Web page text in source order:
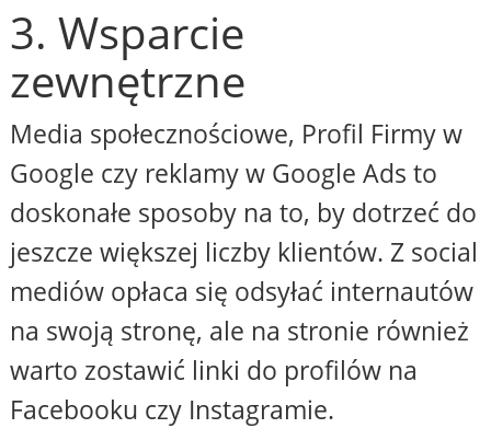
3. Wsparcie
zewnętrzne
Media społecznościowe, Profil Firmy w
Google czy reklamy w Google Ads to
doskonałe sposoby na to, by dotrzeć do
jeszcze większej liczby klientów. Z social
mediów opłaca się odsyłać internautów
na swoją stronę, ale na stronie również
warto zostawić linki do profilów na
Facebooku czy Instagramie.